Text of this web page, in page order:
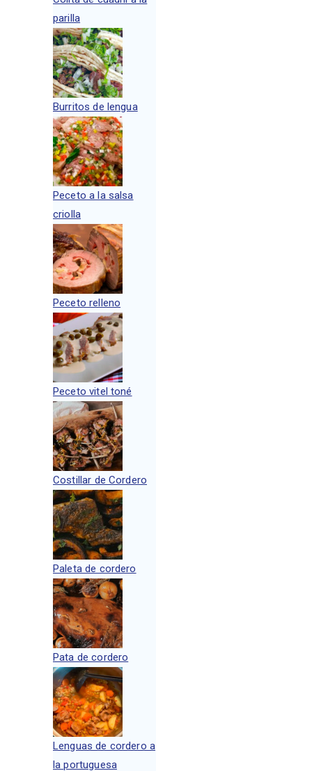
parilla
Burritos de lengua
Peceto a la salsa
criolla
Peceto relleno
Peceto vitel toné
Costillar de Cordero
Paleta de cordero
Pata de cordero
Lenguas de cordero a
la portuguesa